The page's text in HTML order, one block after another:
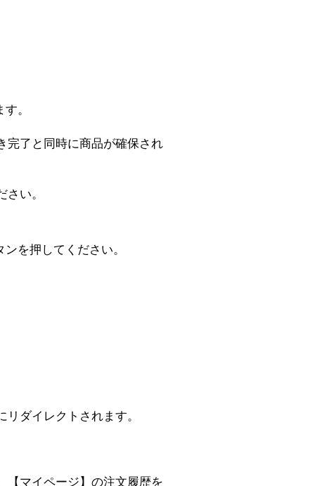
。
完了と同時に商品が確保され
い。
を押してください。
ダイレクトされます。
【マイページ】の注文履歴を